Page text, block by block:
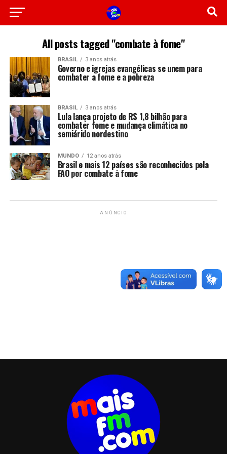
All posts tagged "combate à fome"
BRASIL 3 anos atrás
Governo e igrejas evangélicas se unem para
combater a fome e a pobreza
BRASIL 3 anos atrás
Lula lança projeto de R$ 1,8 bilhão para
combater fome e mudança climática no
semiárido nordestino
MUNDO 12 anos atrás
Brasil e mais 12 países são reconhecidos pela
FAO por combate à fome
ANÚNCIO